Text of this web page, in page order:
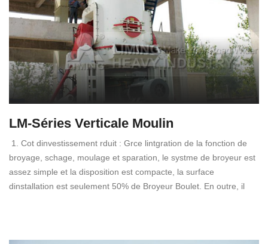
LM-Séries Verticale Moulin
1. Cot dinvestissement rduit : Grce lintgration de la fonction de
broyage, schage, moulage et sparation, le systme de broyeur est
assez simple et la disposition est compacte, la surface
dinstallation est seulement 50% de Broyeur Boulet. En outre, il